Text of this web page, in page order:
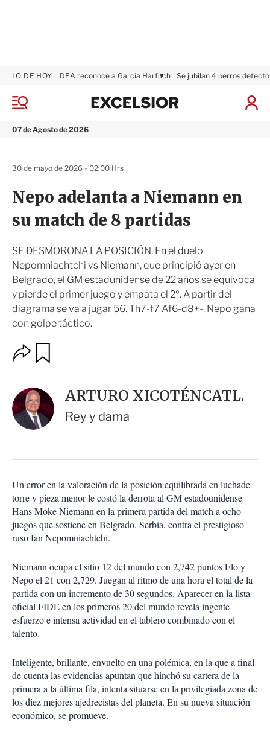
M
n
07 de Agosto de 2026
LO DE HOY: DEA reconoce a García Harfuch Se jubilan 4 perros
I
x
Nepo adelanta a Niemann en
su match de 8 partidas
SE DESMORONA LA POSICIÓN. En el duelo
Nepomniachtchi vs Niemann, que principió ayer en
Belgrado, el GM estadunidense de 22 años se equivoca
y pierde el primer juego y empata el 2º. A partir del
diagrama se va a jugar 56. Th7-f7 Af6-d8+-. Nepo gana
con golpe táctico.
30 de mayo de 2026 - 02:00 Hrs
O
p
o
n
e
s
c
m
p
a
t
i
a
r
ARTURO XICOTÉNCATL.
Rey y dama
Un error en la valoración de la posición equilibrada en luchade
torre y pieza menor le costó la derrota al GM estadounidense
Hans Moke Niemann en la primera partida del match a ocho
juegos que sostiene en Belgrado, Serbia, contra el prestigioso
ruso Ian Nepomniachtchi.
Niemann ocupa el sitio 12 del mundo con 2,742 puntos Elo y
Nepo el 21 con 2,729. Juegan al ritmo de una hora el total de la
partida con un incremento de 30 segundos. Aparecer en la lista
oficial FIDE en los primeros 20 del mundo revela ingente
esfuerzo e intensa actividad en el tablero combinado con el
talento.
Inteligente, brillante, envuelto en una polémica, en la que a final
de cuenta las evidencias apuntan que hinchó su cartera de la
primera a la última fila, intenta situarse en la privilegiada zona de
los diez mejores ajedrecistas del planeta. En su nueva situación
económico, se promueve.